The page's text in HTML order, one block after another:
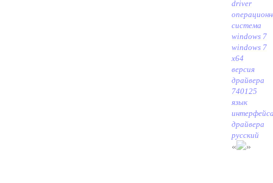
driver
система
windows 7
windows 7
x64
версия
драйвера
740125
язык
драйвера
русский